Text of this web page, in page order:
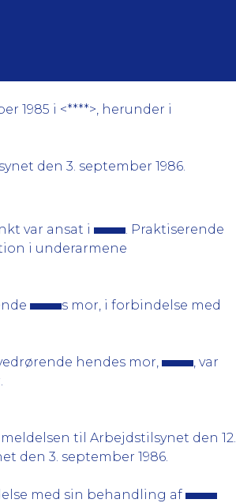
1985 i <****>, herunder i
den 3. september 1986.
var ansat i
. Praktiserende
i underarmene
s mor, i forbindelse med
hendes mor,
, var
til Arbejdstilsynet den 12.
den 3. september 1986.
med sin behandling af